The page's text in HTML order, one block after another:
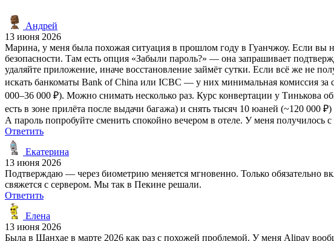
Андрей
13 июня 2026
Марина, у меня была похожая ситуация в прошлом году в Гуанчжоу. Если вы
безопасности. Там есть опция «Забыли пароль?» — она запрашивает
удаляйте приложение, иначе восстановление займёт сутки. Если всё же не
искать банкоматы Bank of China или ICBC — у них минимальная комиссия
000–36 000 ₽). Можно снимать несколько раз. Курс конвертации у Тинькова
есть в зоне прилёта после выдачи багажа) и снять тысяч 10 юаней (~120
А пароль попробуйте сменить спокойно вечером в отеле. У меня получилось с
Ответить
Екатерина
13 июня 2026
Подтверждаю — через биометрию меняется мгновенно. Только обязательно
свяжется с сервером. Мы так в Пекине решали.
Ответить
Елена
13 июня 2026
Была в Шанхае в марте 2026 как раз с похожей проблемой. У меня Alipay